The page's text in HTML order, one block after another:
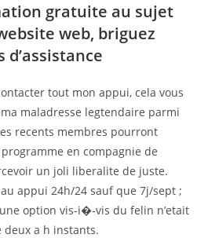
gratuite au sujet
web, briguez
tout mon appui, cela vous
maladresse legtendaire parmi
recents membres pourront
en compagnie de
un joli liberalite de juste.
appui 24h/24 sauf que 7j/sept ;
option vis-i�-vis du felin n’etait
a h instants.